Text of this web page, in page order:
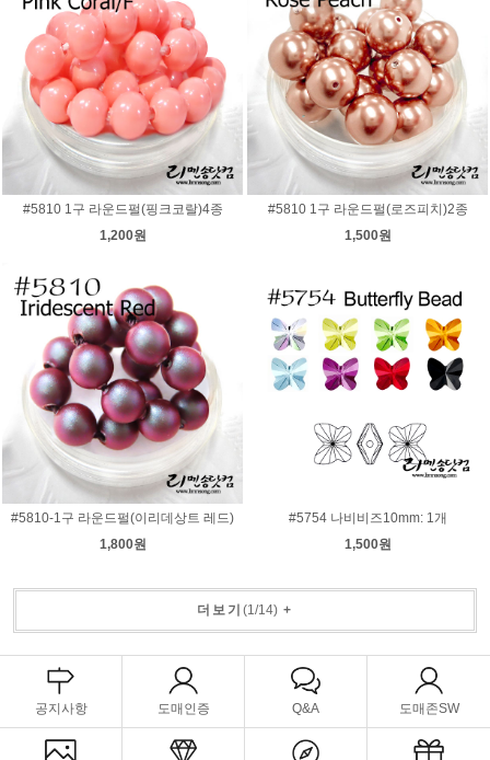
#5810 1구 라운드펄(핑크코랄)4종
1,200원
#5810 1구 라운드펄(로즈피치)2종
1,500원
#5810-1구 라운드펄(이리데상트 레드)
1,800원
#5754 나비비즈10mm: 1개
1,500원
더보기 (1/14) +
공지사항 도매인증 Q&A 도매존SW